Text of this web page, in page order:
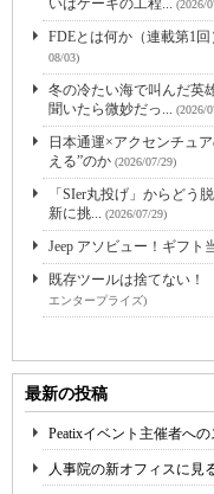
いはケーキの工程... (2026/
FDEとは何か（連載第1
08/03)
冬の冷たい海で叫んだ英
聞いたら微妙だっ... (2026/
日本通運×アクセンチュ
える”のか (2026/07/29)
「SIer丸投げ」からどう
新に挑... (2026/07/29)
Jeep アソビュー！ギフト
既存ツールは捨てない
エンタープライズ)
最新の投稿
Peatixイベント主催者へ
人事院の新オフィスに見